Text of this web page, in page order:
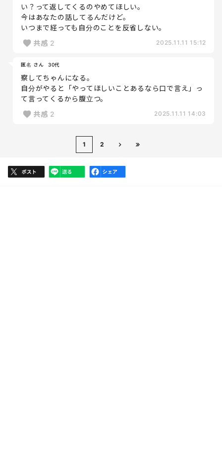
い？って返してくるのやめてほしい。
今はあなたの話してるんだけど。
いつまで経っても自分のことを反省しない。
共感 2 2025.11.11 15:12
匿名 さん 30代
察してちゃんになる。
自分がやると「やってほしいことあるなら口で言え」っ
て言ってくるから腹立つ。
共感 2 2025.11.11 14:03
1 2